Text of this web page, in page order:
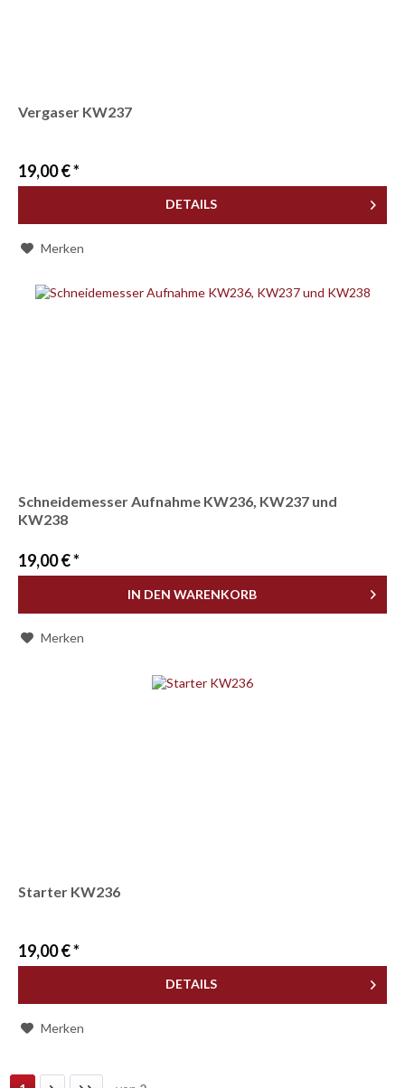
Vergaser KW237
19,00 € *
DETAILS
Merken
Schneidemesser Aufnahme KW236, KW237 und
KW238
19,00 € *
IN DEN WARENKORB
Merken
Starter KW236
19,00 € *
DETAILS
Merken